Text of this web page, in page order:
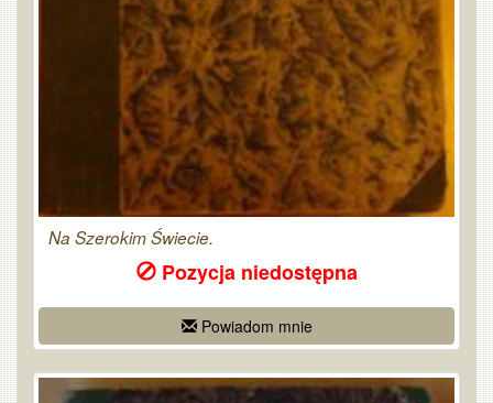
Na Szerokim Świecie.
Pozycja niedostępna
Powiadom mnie